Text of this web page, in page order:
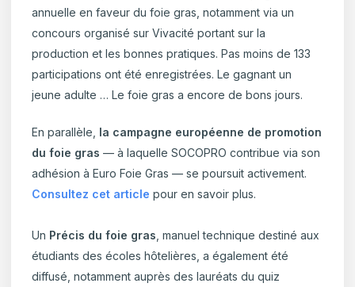
annuelle en faveur du foie gras, notamment via un
concours organisé sur Vivacité portant sur la
production et les bonnes pratiques. Pas moins de 133
participations ont été enregistrées. Le gagnant un
jeune adulte … Le foie gras a encore de bons jours.
En parallèle, la campagne européenne de promotion
du foie gras — à laquelle SOCOPRO contribue via son
adhésion à Euro Foie Gras — se poursuit activement.
Consultez cet article pour en savoir plus.
Un Précis du foie gras, manuel technique destiné aux
étudiants des écoles hôtelières, a également été
diffusé, notamment auprès des lauréats du quiz